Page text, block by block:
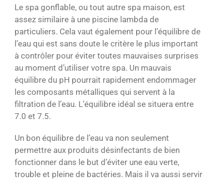
Le spa gonflable, ou tout autre spa maison, est
assez similaire à une piscine lambda de
particuliers. Cela vaut également pour l’équilibre de
l’eau qui est sans doute le critère le plus important
à contrôler pour éviter toutes mauvaises surprises
au moment d’utiliser votre spa. Un mauvais
équilibre du pH pourrait rapidement endommager
les composants métalliques qui servent à la
filtration de l’eau. L’équilibre idéal se situera entre
7.0 et 7.5.
Un bon équilibre de l’eau va non seulement
permettre aux produits désinfectants de bien
fonctionner dans le but d’éviter une eau verte,
trouble et pleine de bactéries. Mais il va aussi servir